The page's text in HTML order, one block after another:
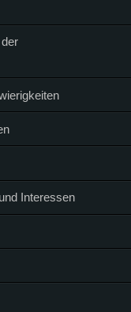
Interessen